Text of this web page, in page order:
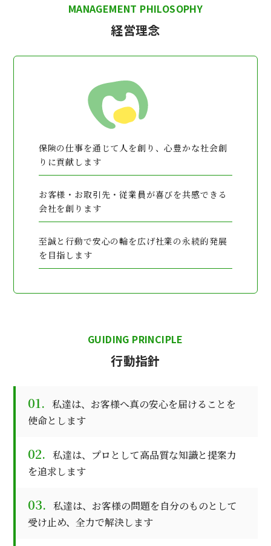
MANAGEMENT PHILOSOPHY
経営理念
保険の仕事を通じて人を創り、心豊かな社会創
りに貢献します
お客様・お取引先・従業員が喜びを共感できる
会社を創ります
至誠と行動で安心の輪を広げ社業の永続的発展
を目指します
GUIDING PRINCIPLE
行動指針
01. 私達は、お客様へ真の安心を届けることを
使命とします
02. 私達は、プロとして高品質な知識と提案力
を追求します
03. 私達は、お客様の問題を自分のものとして
受け止め、全力で解決します